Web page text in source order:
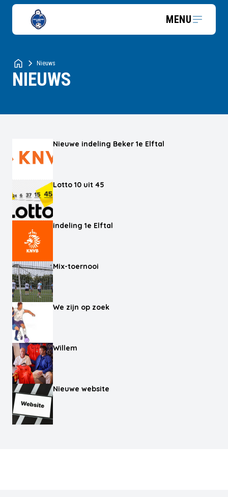
MENU
Nieuws
NIEUWS
Nieuwe indeling Beker 1e Elftal
Lotto 10 uit 45
indeling 1e Elftal
Mix-toernooi
We zijn op zoek
Willem
Nieuwe website